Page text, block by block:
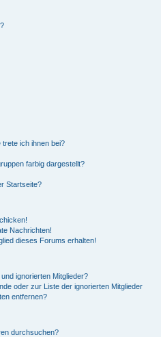
trete ich ihnen bei?
farbig dargestellt?
Startseite?
Nachrichten!
dieses Forums erhalten!
ignorierten Mitglieder?
oder zur Liste der ignorierten Mitglieder
entfernen?
durchsuchen?